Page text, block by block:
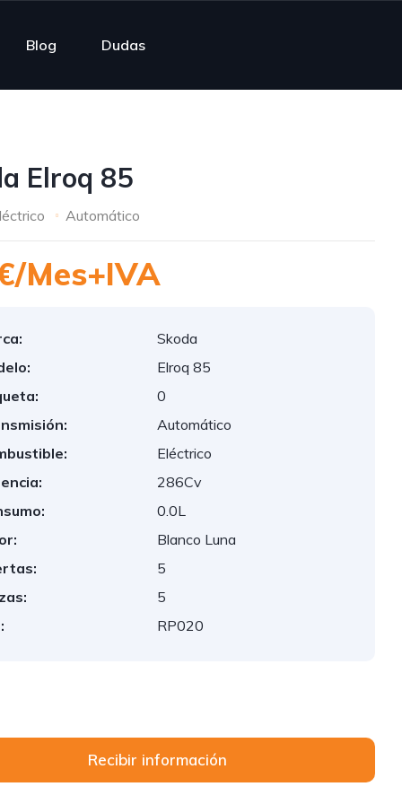
Blog Dudas
Elroq 85
Automático
Mes+IVA
Skoda
Elroq 85
0
Automático
Eléctrico
286Cv
0.0L
Blanco Luna
5
5
RP020
Recibir información